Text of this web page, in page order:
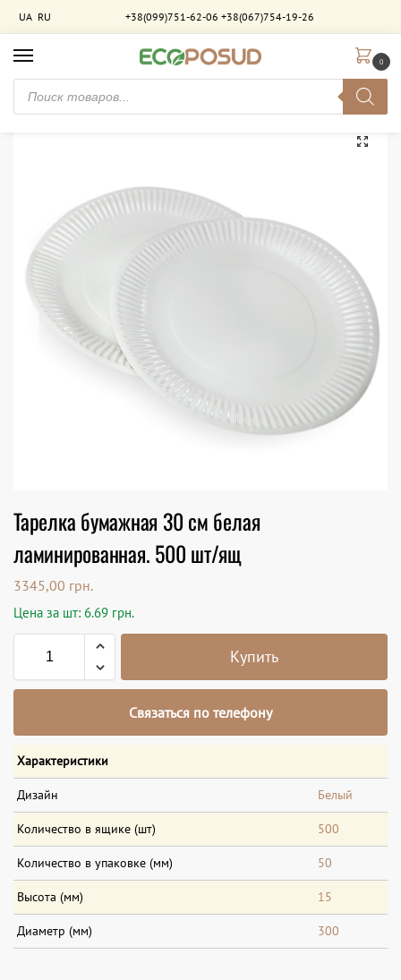
UA RU +38(099)751-62-06 +38(067)754-19-26
0
Главная / Тарелки бумажные Тарелка бумажная 30 см белая ламинированная. 500 шт/ящ
Тарелка бумажная 30 см белая
ламинированная. 500 шт/ящ
3345,00 грн.
Цена за шт: 6.69 грн.
Купить
Связаться по телефону
Характеристики
Дизайн Белый
Количество в ящике (шт) 500
Количество в упаковке (мм) 50
Высота (мм) 15
Диаметр (мм) 300